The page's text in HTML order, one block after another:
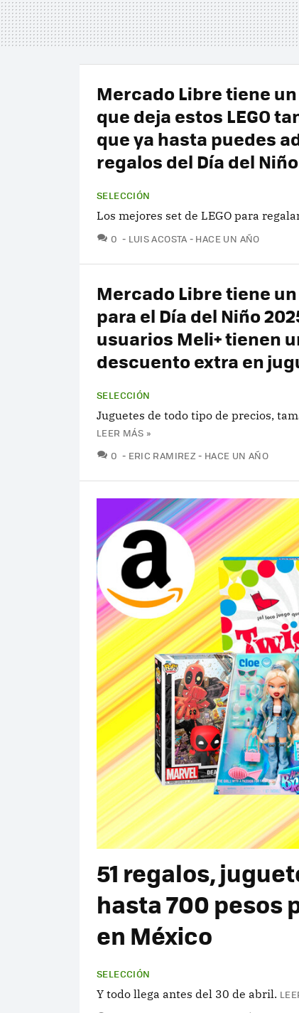
Mercado Libre tiene
que deja estos LEGO
que ya hasta puedes
regalos del Día del
SELECCIÓN
Los mejores set de LEGO para
0 COMENTARIOS
LUIS ACOSTA HACE UN AÑO
Mercado Libre tiene
para el Día del Niño
usuarios Meli+ tienen
descuento extra en
SELECCIÓN
Juguetes de todo tipo de precios,
LEER MÁS »
0 COMENTARIOS
ERIC RAMIREZ HACE UN AÑO
51 regalos,
hasta 700 pesos
en México
SELECCIÓN
Y todo llega antes del 30 de abril.